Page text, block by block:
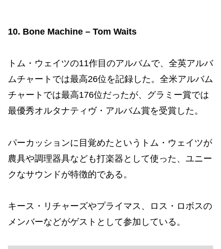
10. Bone Machine – Tom Waits
トム・ウェイツの11作目のアルバムで、全英アルバ
ムチャートでは最高26位を記録した。全米アルバム
チャートでは最高176位だったが、グラミー賞では
最優秀オルタナティヴ・アルバム賞を受賞した。
パーカッションに目覚めたというトム・ウェイツが
農具や調理器具なども打楽器として使った、ユニー
クなサウンドが特徴的である。
キース・リチャーズやプライマス、ロス・ロボスの
メンバーなどがゲストとして参加している。